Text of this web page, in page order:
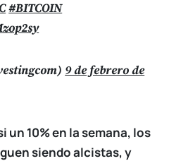
#BITCOIN
9 de febrero de
un 10% en la semana, los
siendo alcistas, y